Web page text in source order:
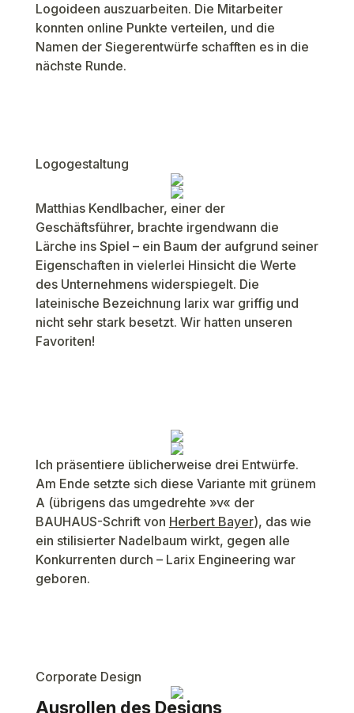
Logoideen auszuarbeiten. Die Mitarbeiter
konnten online Punkte verteilen, und die
Namen der Siegerentwürfe schafften es in die
nächste Runde.
Logogestaltung
Matthias Kendlbacher, einer der
Geschäftsführer, brachte irgendwann die
Lärche ins Spiel – ein Baum der aufgrund seiner
Eigenschaften in vielerlei Hinsicht die Werte
des Unternehmens widerspiegelt. Die
lateinische Bezeichnung larix war griffig und
nicht sehr stark besetzt. Wir hatten unseren
Favoriten!
Ich präsentiere üblicherweise drei Entwürfe.
Am Ende setzte sich diese Variante mit grünem
A (übrigens das umgedrehte »v« der
BAUHAUS-Schrift von Herbert Bayer), das wie
ein stilisierter Nadelbaum wirkt, gegen alle
Konkurrenten durch – Larix Engineering war
geboren.
Corporate Design
Ausrollen des Designs